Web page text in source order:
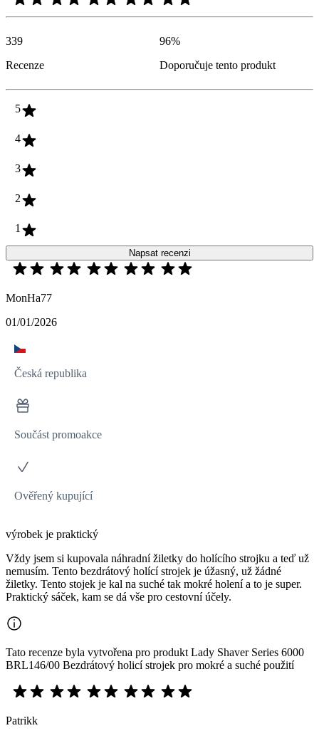
339
Recenze
96%
Doporučuje tento produkt
5
4
3
2
1
Napsat recenzi
MonHa77
01/01/2026
Česká republika
Součást promoakce
Ověřený kupující
výrobek je praktický
Vždy jsem si kupovala náhradní žiletky do holícího strojku a teď už
nemusím. Tento bezdrátový holící strojek je úžasný, už žádné
žiletky. Tento stojek je kal na suché tak mokré holení a to je super.
Praktický sáček, kam se dá vše pro cestovní účely.
Tato recenze byla vytvořena pro produkt Lady Shaver Series 6000
BRL146/00 Bezdrátový holicí strojek pro mokré a suché použití
Patrikk